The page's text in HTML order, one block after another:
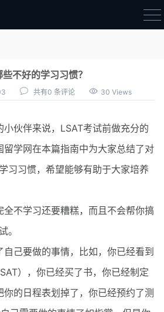
院校选择
材料准备
签证办理
不好的学习习惯？
共有0 条评论 30 Views
伙伴来说，LSAT考试前做充分的
留学网在本篇指南中为大家总结了对
习习惯，希望能够有助于大家培养
不学习还要糟糕，而且不会帮你搞
。
己要做的事情，比如，你已经看到
），你已经买了书，你已经制定
的日程表划掉了，你已经预约了测